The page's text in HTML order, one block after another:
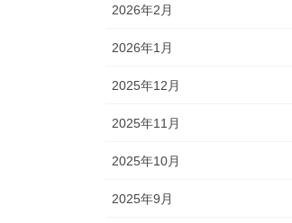
2026年2月
2026年1月
2025年12月
2025年11月
2025年10月
2025年9月